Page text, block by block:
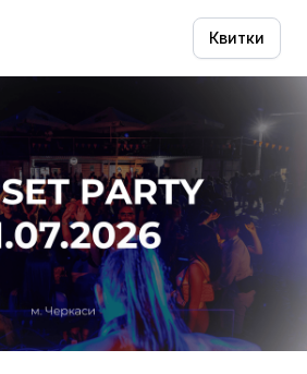
Квитки